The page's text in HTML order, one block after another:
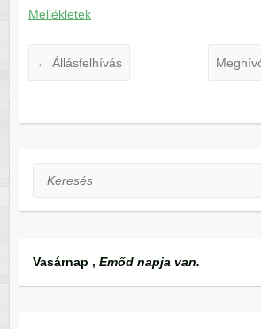
Mellékletek
← Állásfelhívás
Keresés
Vasárnap , Emőd napja van.